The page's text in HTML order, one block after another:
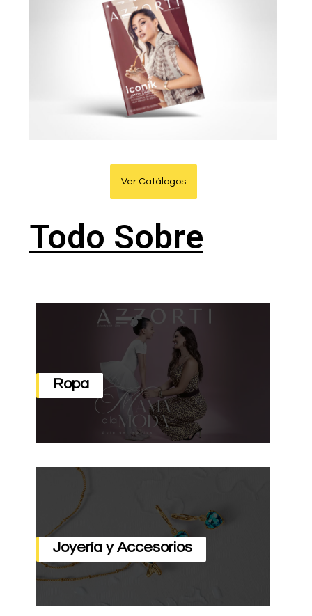
Ver Catálogos
Todo Sobre
Ropa
Joyería y Accesorios